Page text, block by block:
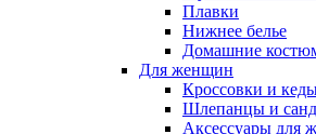
Плавки
Нижнее белье
Домашние
Для женщин
Кроссовки и
Шлепанцы и
Аксессуары для